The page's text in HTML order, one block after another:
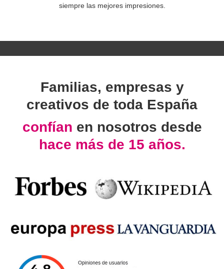
siempre las mejores impresiones.
Familias, empresas y
creativos de toda España
confían en nosotros desde
hace más de 15 años.